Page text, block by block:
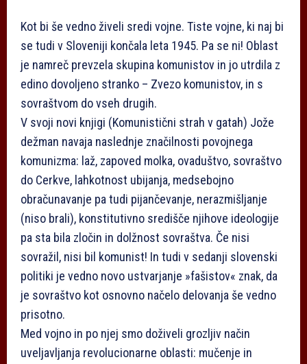
Kot bi še vedno živeli sredi vojne. Tiste vojne, ki naj bi
se tudi v Sloveniji končala leta 1945. Pa se ni! Oblast
je namreč prevzela skupina komunistov in jo utrdila z
edino dovoljeno stranko – Zvezo komunistov, in s
sovraštvom do vseh drugih.
V svoji novi knjigi (Komunistični strah v gatah) Jože
dežman navaja naslednje značilnosti povojnega
komunizma: laž, zapoved molka, ovaduštvo, sovraštvo
do Cerkve, lahkotnost ubijanja, medsebojno
obračunavanje pa tudi pijančevanje, nerazmišljanje
(niso brali), konstitutivno središče njihove ideologije
pa sta bila zločin in dolžnost sovraštva. Če nisi
sovražil, nisi bil komunist! In tudi v sedanji slovenski
politiki je vedno novo ustvarjanje »fašistov« znak, da
je sovraštvo kot osnovno načelo delovanja še vedno
prisotno.
Med vojno in po njej smo doživeli grozljiv način
uveljavljanja revolucionarne oblasti: mučenje in